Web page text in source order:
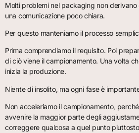
Molti problemi nel packaging non
una comunicazione poco chiara.
Per questo manteniamo il processo
Prima comprendiamo il requisito. Poi
di ciò viene il campionamento. Una volta
inizia la produzione.
Niente di insolito, ma ogni fase è
Non acceleriamo il campionamento,
avvenire la maggior parte degli
correggere qualcosa a quel punto